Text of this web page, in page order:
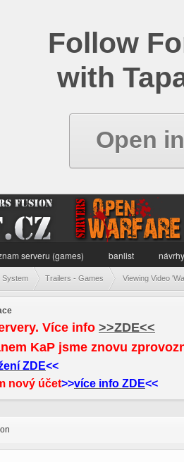
Follow
with
Open
serveru (games) banlist
System Trailers - Games Viewing Video
Více info >>ZDE<<
KaP jsme znovu
ZDE<<
nový účet>>více info ZDE<<